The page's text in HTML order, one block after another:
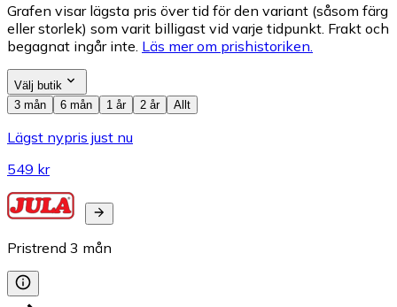
Grafen visar lägsta pris över tid för den variant (såsom färg
eller storlek) som varit billigast vid varje tidpunkt. Frakt och
begagnat ingår inte. Läs mer om prishistoriken.
Välj butik
3 mån
6 mån 1 år 2 år Allt
Lägst nypris just nu
549 kr
Pristrend 3 mån